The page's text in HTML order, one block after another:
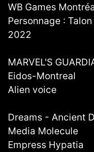
WB Games
Personnage : Talon
2022
MARVEL'S
Eidos-Montreal
Alien voice
Dreams - Ancient
Media Molecule
Empress Hypatia